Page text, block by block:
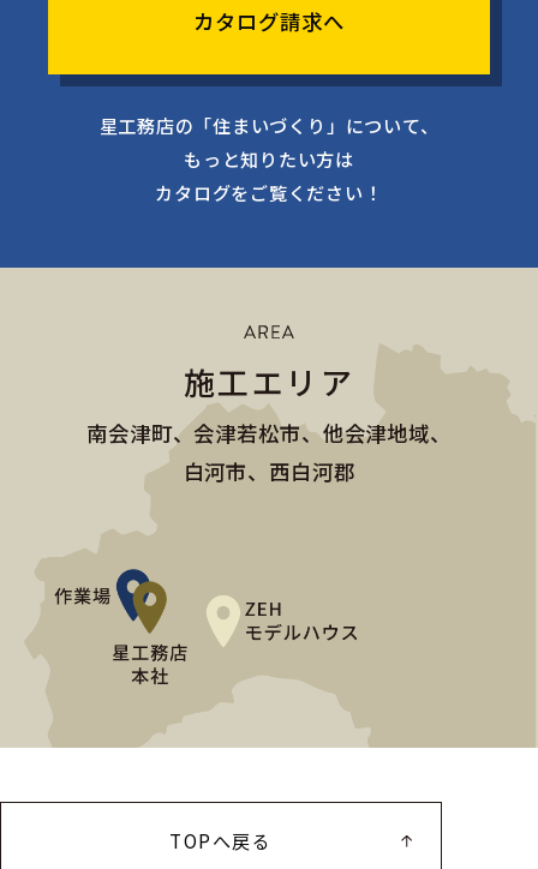
カタログ請求へ
星工務店の「住まいづくり」について、
もっと知りたい方は
カタログをご覧ください！
施工エリア
南会津町、会津若松市、他会津地域、
白河市、西白河郡
TOPへ戻る